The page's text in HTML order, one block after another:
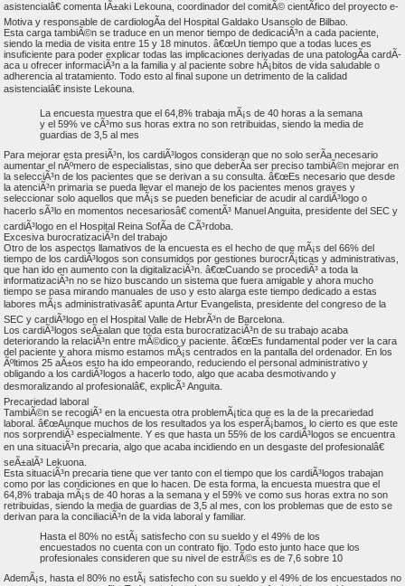
asistencialâ€ comenta IÃ±aki Lekouna, coordinador del comitÃ© cientÃ­fico del proyecto e-
Motiva y responsable de cardiologÃ­a del Hospital Galdako Usansolo de Bilbao.
Esta carga tambiÃ©n se traduce en un menor tiempo de dedicaciÃ³n a cada paciente,
siendo la media de visita entre 15 y 18 minutos. â€œUn tiempo que a todas luces es
insuficiente para poder explicar todas las implicaciones derivadas de una patologÃ­a cardÃ­
aca u ofrecer informaciÃ³n a la familia y al paciente sobre hÃ¡bitos de vida saludable o
adherencia al tratamiento. Todo esto al final supone un detrimento de la calidad
asistencialâ€ insiste Lekouna.
La encuesta muestra que el 64,8% trabaja mÃ¡s de 40 horas a la semana
y el 59% ve cÃ³mo sus horas extra no son retribuidas, siendo la media de
guardias de 3,5 al mes
Para mejorar esta presiÃ³n, los cardiÃ³logos consideran que no solo serÃ­a necesario
aumentar el nÃºmero de especialistas, sino que deberÃ­a ser preciso tambiÃ©n mejorar en
la selecciÃ³n de los pacientes que se derivan a su consulta. â€œEs necesario que desde
la atenciÃ³n primaria se pueda llevar el manejo de los pacientes menos graves y
seleccionar solo aquellos que mÃ¡s se pueden beneficiar de acudir al cardiÃ³logo o
hacerlo sÃ³lo en momentos necesariosâ€ comentÃ³ Manuel Anguita, presidente del SEC y
cardiÃ³logo en el Hospital Reina SofÃ­a de CÃ³rdoba.
Excesiva burocratizaciÃ³n del trabajo
Otro de los aspectos llamativos de la encuesta es el hecho de que mÃ¡s del 66% del
tiempo de los cardiÃ³logos son consumidos por gestiones burocrÃ¡ticas y administrativas,
que han ido en aumento con la digitalizaciÃ³n. â€œCuando se procediÃ³ a toda la
informatizaciÃ³n no se hizo buscando un sistema que fuera amigable y ahora mucho
tiempo se pasa mirando manuales de uso y esto alarga este tiempo dedicado a estas
labores mÃ¡s administrativasâ€ apunta Artur Evangelista, presidente del congreso de la
SEC y cardiÃ³logo en el Hospital Valle de HebrÃ³n de Barcelona.
Los cardiÃ³logos seÃ±alan que toda esta burocratizaciÃ³n de su trabajo acaba
deteriorando la relaciÃ³n entre mÃ©dico y paciente. â€œEs fundamental poder ver la cara
del paciente y ahora mismo estamos mÃ¡s centrados en la pantalla del ordenador. En los
Ãºltimos 25 aÃ±os esto ha ido empeorando, reduciendo el personal administrativo y
obligando a los cardiÃ³logos a hacerlo todo, algo que acaba desmotivando y
desmoralizando al profesionalâ€, explicÃ³ Anguita.
Precariedad laboral
TambiÃ©n se recogiÃ³ en la encuesta otra problemÃ¡tica que es la de la precariedad
laboral. â€œAunque muchos de los resultados ya los esperÃ¡bamos, lo cierto es que este
nos sorprendiÃ³ especialmente. Y es que hasta un 55% de los cardiÃ³logos se encuentra
en una situaciÃ³n precaria, algo que acaba incidiendo en un desgaste del profesionalâ€
seÃ±alÃ³ Lekuona.
Esta situaciÃ³n precaria tiene que ver tanto con el tiempo que los cardiÃ³logos trabajan
como por las condiciones en que lo hacen. De esta forma, la encuesta muestra que el
64,8% trabaja mÃ¡s de 40 horas a la semana y el 59% ve como sus horas extra no son
retribuidas, siendo la media de guardias de 3,5 al mes, con los problemas que de esto se
derivan para la conciliaciÃ³n de la vida laboral y familiar.
Hasta el 80% no estÃ¡ satisfecho con su sueldo y el 49% de los
encuestados no cuenta con un contrato fijo. Todo esto junto hace que los
profesionales consideren que su nivel de estrÃ©s es de 7,6 sobre 10
AdemÃ¡s, hasta el 80% no estÃ¡ satisfecho con su sueldo y el 49% de los encuestados no